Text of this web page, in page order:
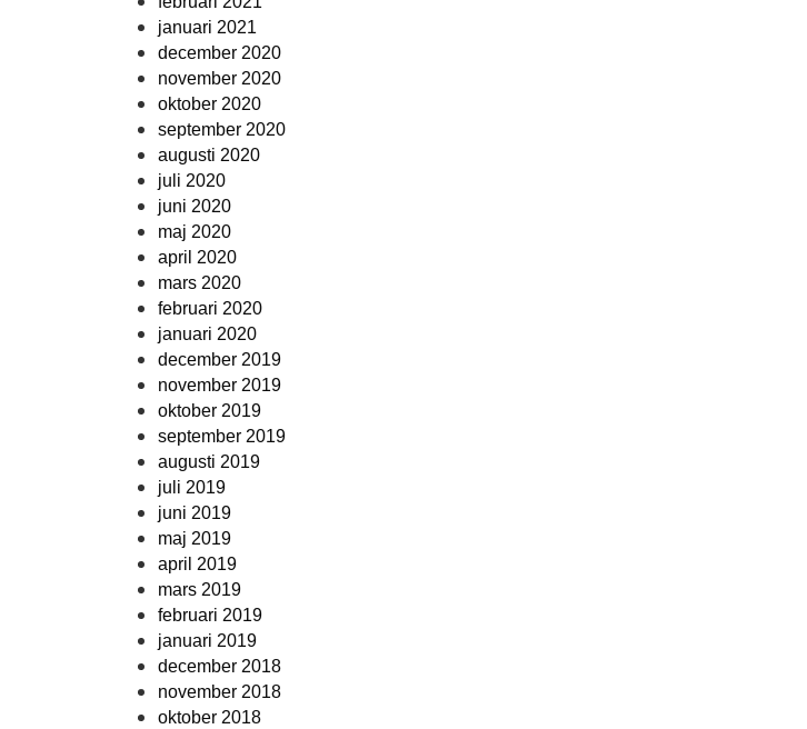
januari 2021
december 2020
november 2020
oktober 2020
september 2020
augusti 2020
juli 2020
juni 2020
maj 2020
april 2020
mars 2020
februari 2020
januari 2020
december 2019
november 2019
oktober 2019
september 2019
augusti 2019
juli 2019
juni 2019
maj 2019
april 2019
mars 2019
februari 2019
januari 2019
december 2018
november 2018
oktober 2018